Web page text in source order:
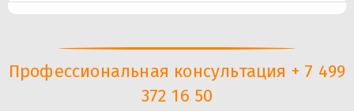
Профессиональная консультация + 7 499
372 16 50